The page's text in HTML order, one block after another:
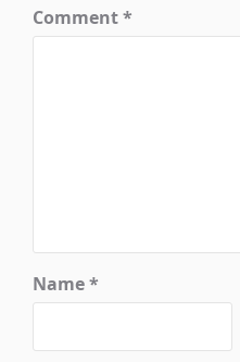
Comment*
Name*